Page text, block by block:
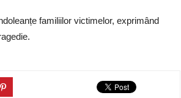
familiilor victimelor, exprimând